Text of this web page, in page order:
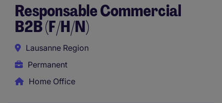
Responsable Commercial
B2B (F/H/N)
Lausanne Region
Permanent
Home Office